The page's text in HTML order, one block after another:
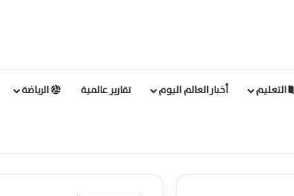
التعليم أخبار العالم اليوم تقارير عالمية الرياضة